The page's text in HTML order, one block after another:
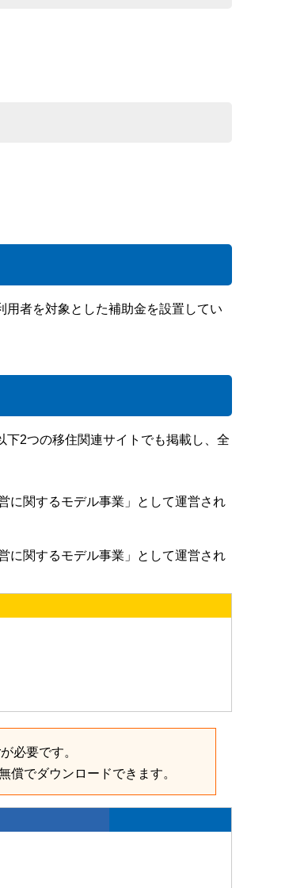
者を対象とした補助金を設置してい
2つの移住関連サイトでも掲載し、全
に関するモデル事業」として運営され
に関するモデル事業」として運営され
必要です。
償でダウンロードできます。